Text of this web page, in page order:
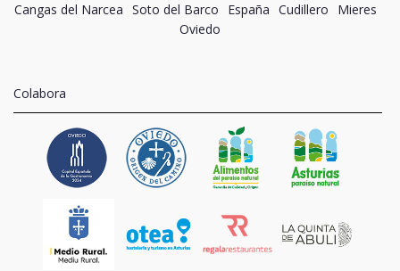
Cangas del Narcea Soto del Barco España Cudillero
Mieres
Oviedo
Colabora